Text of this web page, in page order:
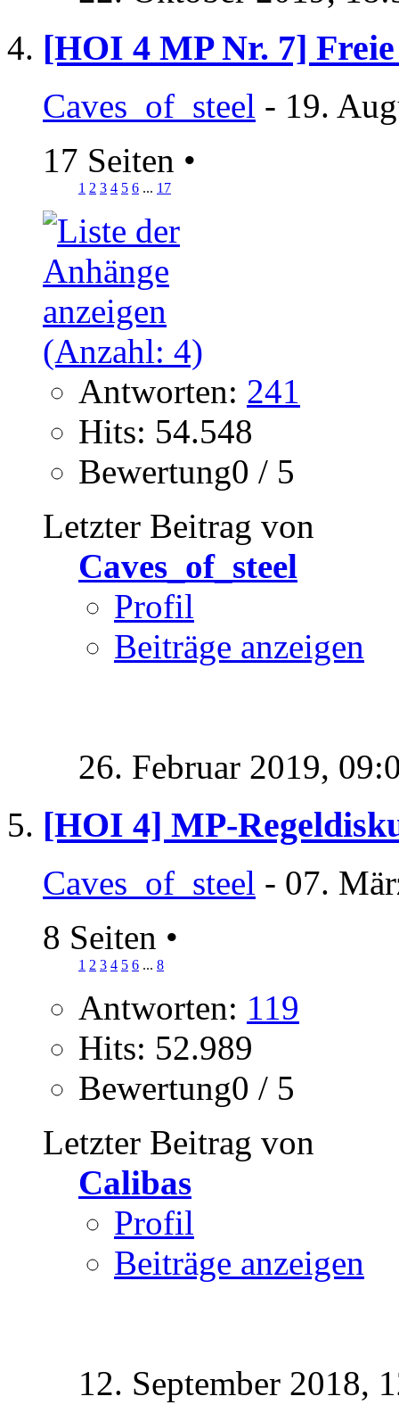
[HOI 4 MP Nr. 7]
Caves_of_steel - 19.
17 Seiten •
1 2 3 4 5 6 ... 17
Antworten: 241
Hits: 54.548
Bewertung0 / 5
Letzter Beitrag von
Caves_of_steel
Profil
Beiträge anzeigen
26. Februar 2019,
[HOI 4] MP-
Caves_of_steel - 07.
8 Seiten •
1 2 3 4 5 6 ... 8
Antworten: 119
Hits: 52.989
Bewertung0 / 5
Letzter Beitrag von
Calibas
Profil
Beiträge anzeigen
12. September 2018,